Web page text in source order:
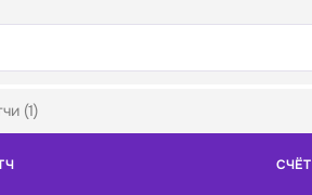
(1)
СЧЁТ